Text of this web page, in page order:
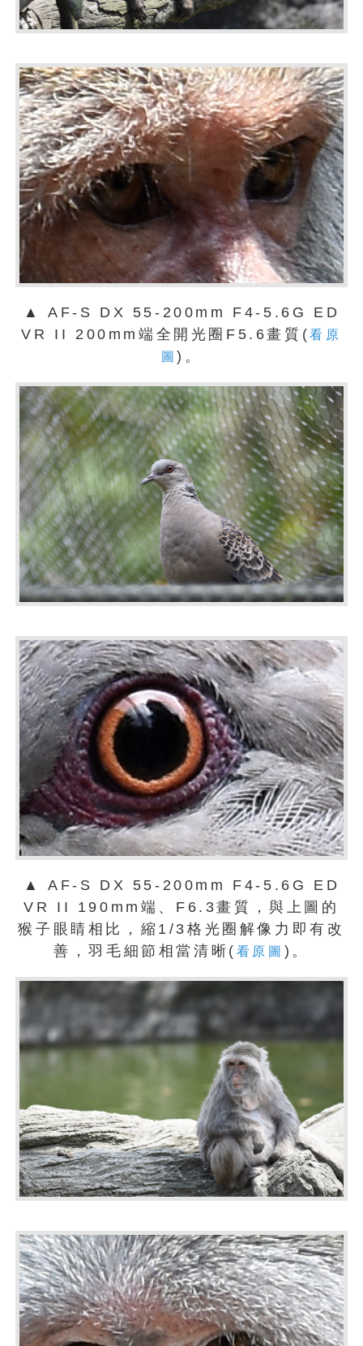
▲ AF-S DX 55-200mm F4-5.6G ED
VR II 200mm端全開光圈F5.6畫質(看原
圖 )。
▲ AF-S DX 55-200mm F4-5.6G ED
VR II 190mm端、F6.3畫質，與上圖的
猴子眼睛相比，縮1/3格光圈解像力即有改
善，羽毛細節相當清晰( 看原圖 )。